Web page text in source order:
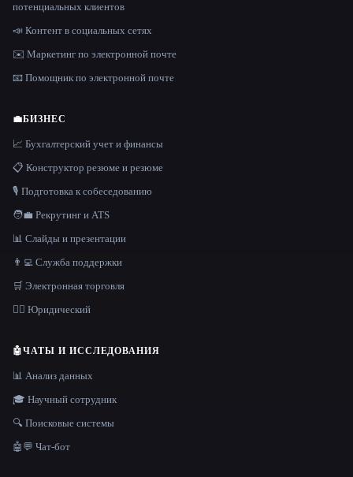
потенциальных клиентов
📣 Контент в социальных сетях
✉️ Маркетинг по электронной почте
📧 Помощник по электронной почте
💼БИЗНЕС
📈 Бухгалтерский учет и финансы
📋 Конструктор резюме и резюме
🎙️ Подготовка к собеседованию
🧑‍💼 Рекрутинг и ATS
📊 Слайды и презентации
👨‍💻 Служба поддержки
🛒 Электронная торговля
👩‍⚖️ Юридический
🤖ЧАТЫ И ИССЛЕДОВАНИЯ
📊 Анализ данных
🎓 Научный сотрудник
🔍 Поисковые системы
🤖💬 Чат-бот